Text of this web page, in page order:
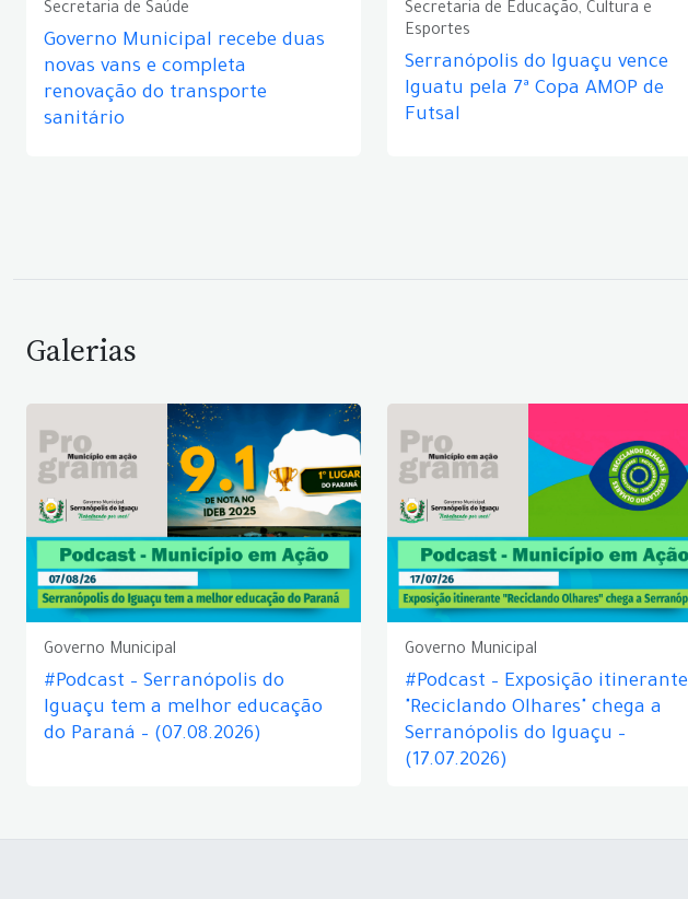
Secretaria de Saúde
Governo Municipal recebe duas
novas vans e completa
renovação do transporte
sanitário
Secretaria de Educação, Cultura e
Esportes
Serranópolis do Iguaçu vence
Iguatu pela 7ª Copa AMOP de
Futsal
Galerias
Governo Municipal
#Podcast – Serranópolis do
Iguaçu tem a melhor educação
do Paraná – (07.08.2026)
Governo Municipal
#Podcast – Exposição itinerante
"Reciclando Olhares" chega a
Serranópolis do Iguaçu –
(17.07.2026)